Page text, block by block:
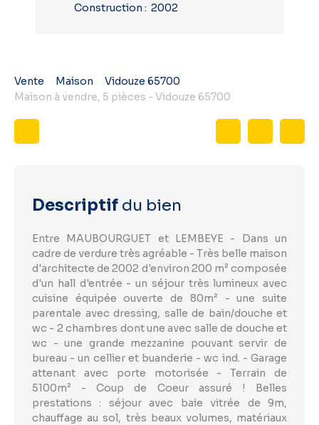
Construction : 2002
Vente Maison
Vidouze 65700
Maison à vendre, 5 pièces - Vidouze 65700
Descriptif du bien
Entre MAUBOURGUET et LEMBEYE - Dans un
cadre de verdure très agréable - Très belle maison
d'architecte de 2002 d'environ 200 m² composée
d'un hall d'entrée - un séjour très lumineux avec
cuisine équipée ouverte de 80m² - une suite
parentale avec dressing, salle de bain/douche et
wc - 2 chambres dont une avec salle de douche et
wc - une grande mezzanine pouvant servir de
bureau - un cellier et buanderie - wc ind. - Garage
attenant avec porte motorisée - Terrain de
5100m² - Coup de Coeur assuré ! Belles
prestations : séjour avec baie vitrée de 9m,
chauffage au sol, très beaux volumes, matériaux